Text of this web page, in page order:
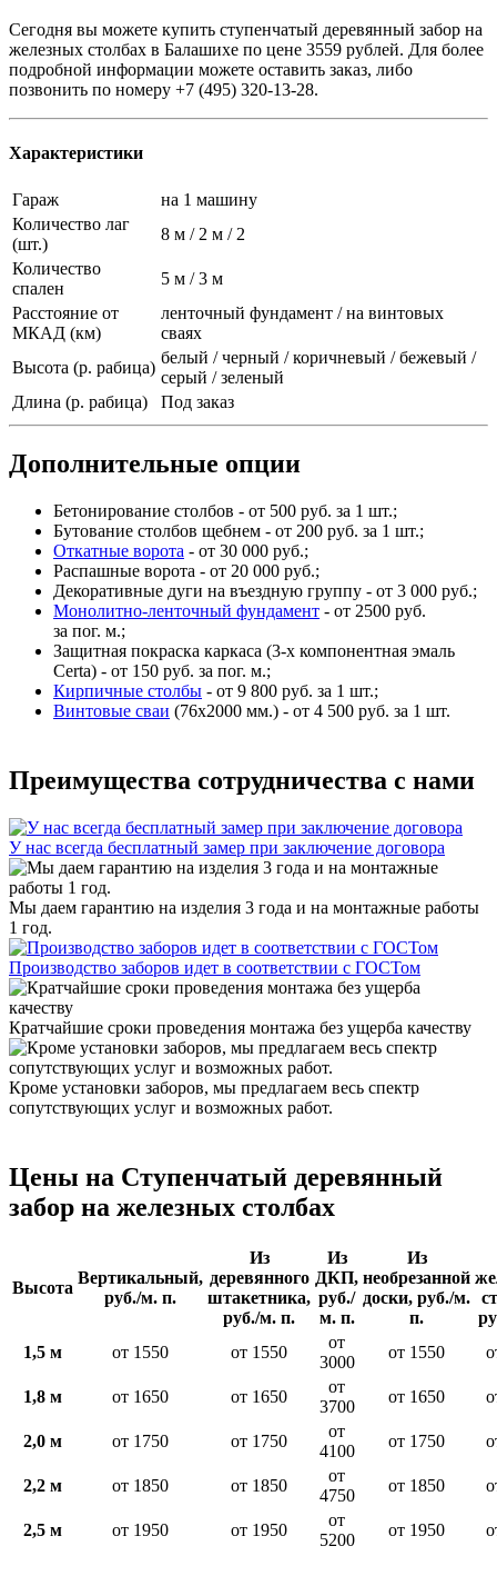
Сегодня вы можете купить ступенчатый деревянный забор на
железных столбах в Балашихе по цене 3559 рублей. Для более
подробной информации можете оставить заказ, либо
позвонить по номеру +7 (495) 320-13-28.
Характеристики
Гараж
на 1 машину
Количество лаг
(шт.)
8 м / 2 м / 2
Количество
спален
5 м / 3 м
Расстояние от
МКАД (км)
ленточный фундамент / на винтовых
сваях
Высота (р. рабица)
белый / черный / коричневый / бежевый /
серый / зеленый
Длина (р. рабица)
Под заказ
Дополнительные опции
Бетонирование столбов - от 500 руб. за 1 шт.;
Бутование столбов щебнем - от 200 руб. за 1 шт.;
Откатные ворота - от 30 000 руб.;
Распашные ворота - от 20 000 руб.;
Декоративные дуги на въездную группу - от 3 000 руб.;
Монолитно-ленточный фундамент - от 2500 руб.
за пог. м.;
Защитная покраска каркаса (3-х компонентная эмаль
Certa) - от 150 руб. за пог. м.;
Кирпичные столбы - от 9 800 руб. за 1 шт.;
Винтовые сваи (76x2000 мм.) - от 4 500 руб. за 1 шт.
Преимущества сотрудничества с нами
У нас всегда бесплатный замер при заключение договора
Мы даем гарантию на изделия 3 года и на монтажные работы
1 год.
Производство заборов идет в соответствии с ГОСТом
Кратчайшие сроки проведения монтажа без ущерба качеству
Кроме установки заборов, мы предлагаем весь спектр
сопутствующих услуг и возможных работ.
Цены на Ступенчатый деревянный
забор на железных столбах
Высота
Вертикальный,
руб./м. п.
Из
деревянного
штакетника,
руб./м. п.
Из
ДКП,
руб./
м. п.
Из
необрезанной
доски, руб./м.
п.
1,5 м
от 1550 от 1550
от
3000
от 1550
1,8 м от 1650 от 1650
от
3700
от 1650
2,0 м от 1750 от 1750
от
4100
от 1750
2,2 м от 1850 от 1850
от
4750
от 1850
2,5 м от 1950 от 1950
от
5200
от 1950